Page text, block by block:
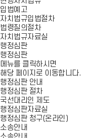
입법예고
자치법규입법절차
법령질의절차
자치법규자료실
행정심판
행정심판
메뉴를 클릭하시면
해당 페이지로 이동합니다.
행정심판 안내
행정심판 절차
국선대리인 제도
행정심판자료실
행정심판 청구(온라인)
소송안내